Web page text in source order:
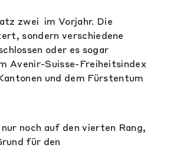
zwei im Vorjahr. Die
sondern verschiedene
oder es sogar
Avenir-Suisse-Freiheitsindex
und dem Fürstentum
noch auf den vierten Rang,
für den